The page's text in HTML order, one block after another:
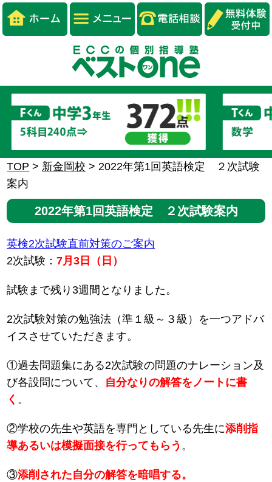
TOP > 新金岡校 >2022年第1回英語検定 ２次試験
案内
2022年第1回英語検定 ２次試験案内
英検2次試験直前対策のご案内
2次試験：7月3日（日）
試験まで残り3週間となりました。
2次試験対策の勉強法（準１級～３級）を一つアドバ
イスさせていただきます。
①過去問題集にある2次試験の問題のナレーション及
び各設問について、 自分なりの解答をノートに書
く 。
②学校の先生や英語を専門としている先生に添削指
導あるいは模擬面接を行ってもらう 。
③添削された自分の解答を暗唱する。